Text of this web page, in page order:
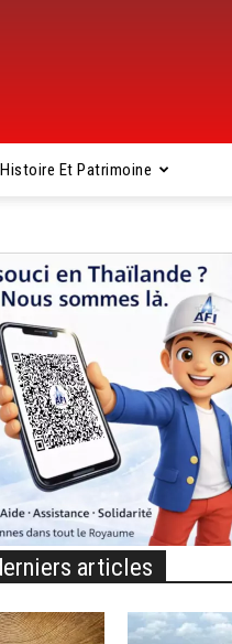
Histoire Et Patrimoine
articles